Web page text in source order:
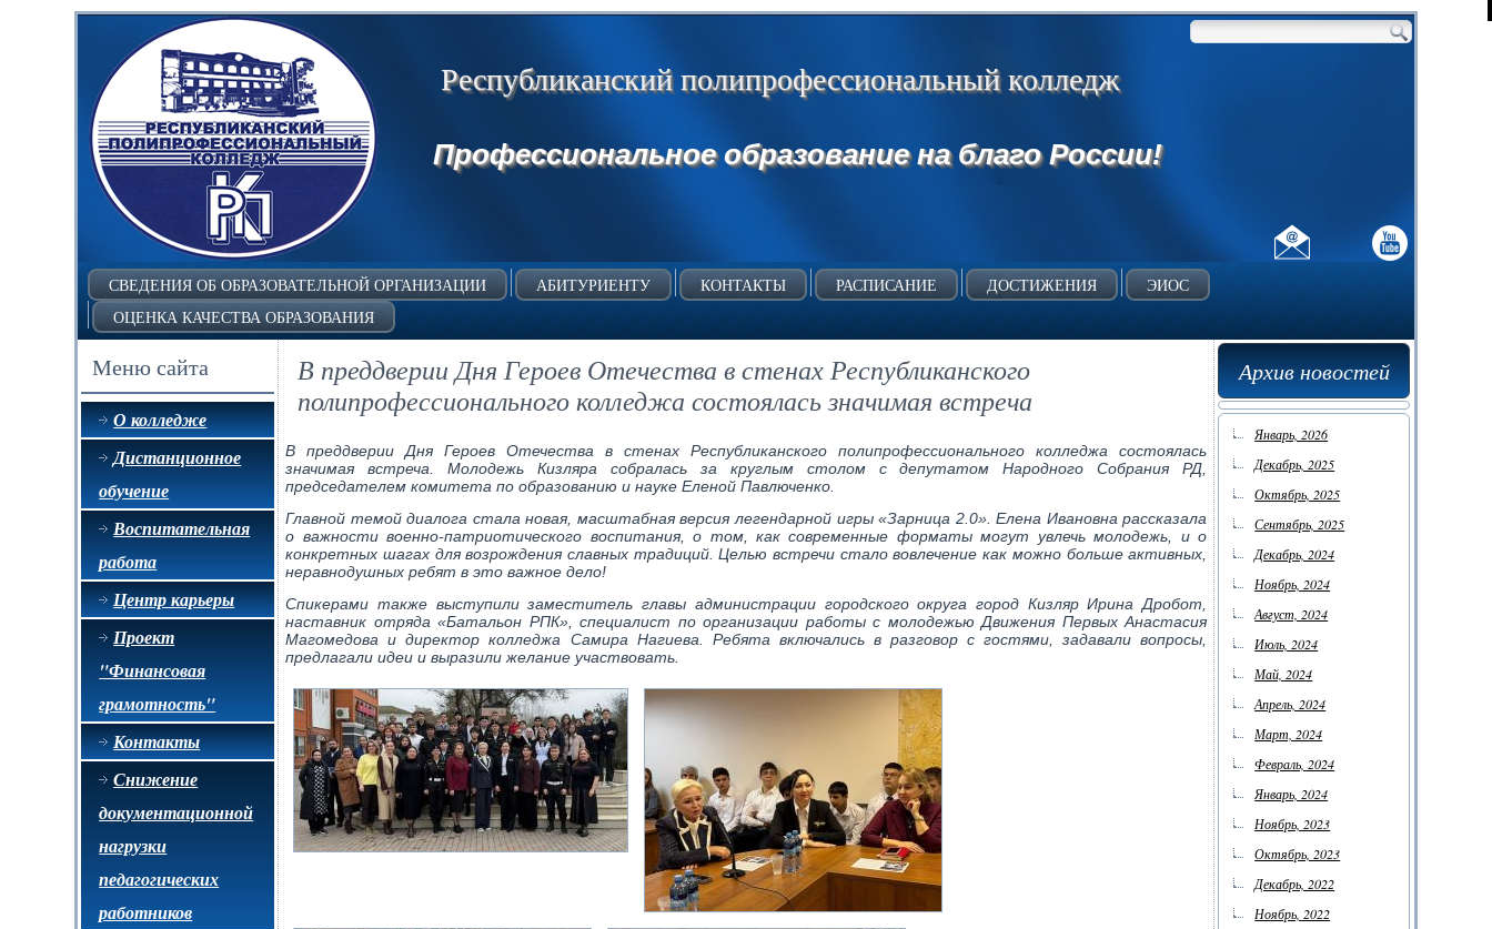
Республиканский полипрофессиональный колледж
Профессиональное образование на благо России!
info@kiz-rppc.ru>
СВЕДЕНИЯ ОБ ОБРАЗОВАТЕЛЬНОЙ ОРГАНИЗАЦИИ АБИТУРИЕНТУ КОНТАКТЫ РАСПИСАНИЕ ДОСТИЖЕНИЯ
ЭИОС
ОЦЕНКА КАЧЕСТВА ОБРАЗОВАНИЯ
Меню сайта
О колледже
Дистанционное
обучение
Воспитательная
работа
Центр карьеры
Проект
"Финансовая
грамотность"
Контакты
Снижение
документационной
нагрузки
педагогических
работников
В преддверии Дня Героев Отечества в стенах Республиканского
полипрофессионального колледжа состоялась значимая встреча
В преддверии Дня Героев Отечества в стенах Республиканского полипрофессионального колледжа состоялась
значимая встреча. Молодежь Кизляра собралась за круглым столом с депутатом Народного Собрания РД,
председателем комитета по образованию и науке Еленой Павлюченко.
Главной темой диалога стала новая, масштабная версия легендарной игры «Зарница 2.0». Елена Ивановна рассказала
о важности военно-патриотического воспитания, о том, как современные форматы могут увлечь молодежь, и о
конкретных шагах для возрождения славных традиций. Целью встречи стало вовлечение как можно больше активных,
неравнодушных ребят в это важное дело!
Спикерами также выступили заместитель главы администрации городского округа город Кизляр Ирина Дробот,
наставник отряда «Батальон РПК», специалист по организации работы с молодежью Движения Первых Анастасия
Магомедова и директор колледжа Самира Нагиева. Ребята включались в разговор с гостями, задавали вопросы,
предлагали идеи и выразили желание участвовать.
Архив новостей
Январь, 2026
Декабрь, 2025
Октябрь, 2025
Сентябрь, 2025
Декабрь, 2024
Ноябрь, 2024
Август, 2024
Июль, 2024
Май, 2024
Апрель, 2024
Март, 2024
Февраль, 2024
Январь, 2024
Ноябрь, 2023
Октябрь, 2023
Декабрь, 2022
Ноябрь, 2022